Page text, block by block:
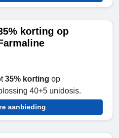
korting op
35% korting op
40+5 unidosis.
aanbieding